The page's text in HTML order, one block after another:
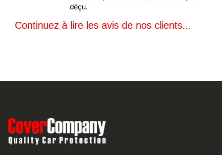
déçu.
Continuez à lire les avis de nos clients...